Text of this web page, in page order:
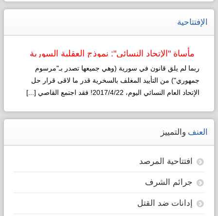
الإفتتاحية
مأساة "الإتحاد النسائي": نموذج العقلية السورية
لـ"التطوير"!
ربما لم يلق قانون في سورية (وهي جميعها تصدر بـ"مرسوم
جمهوري") من التأييد المغلف بالسخرية قدر ما لاقى قرار حل
الإتحاد العام النسائي اليوم، 2017/4/22! فقد اجتمع القاصي [...]
Read more...
العنف والتمييز
افتتاحية المرصد
جرائم الشرف
إدانات ضد القتل